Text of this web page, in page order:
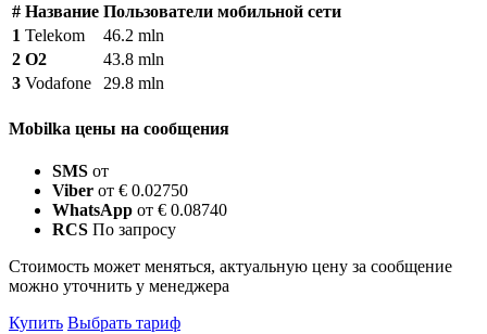
# Название Пользователи мобильной сети
1 Telekom
46.2 mln
2 O2
43.8 mln
3 Vodafone 29.8 mln
Mobilka цены на сообщения
SMS от
Viber от € 0.02750
WhatsApp от € 0.08740
RCS По запросу
Стоимость может меняться, актуальную цену за сообщение
можно уточнить у менеджера
Купить Выбрать тариф